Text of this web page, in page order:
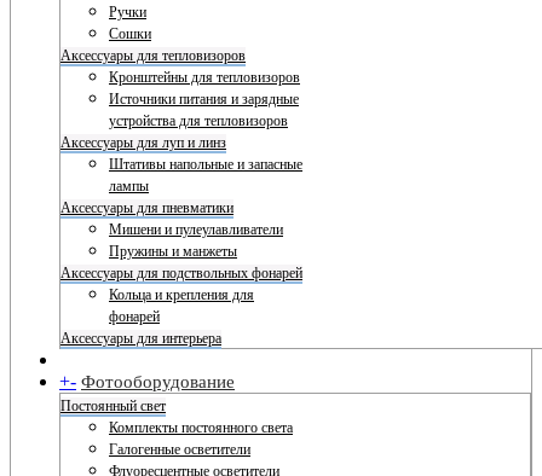
Ручки
Сошки
Аксессуары для тепловизоров
Кронштейны для тепловизоров
Источники питания и зарядные
устройства для тепловизоров
Аксессуары для луп и линз
Штативы напольные и запасные
лампы
Аксессуары для пневматики
Мишени и пулеулавливатели
Пружины и манжеты
Аксессуары для подствольных фонарей
Кольца и крепления для
фонарей
Аксессуары для интерьера
+- Фотооборудование
Постоянный свет
Комплекты постоянного света
Галогенные осветители
Флуоресцентные осветители